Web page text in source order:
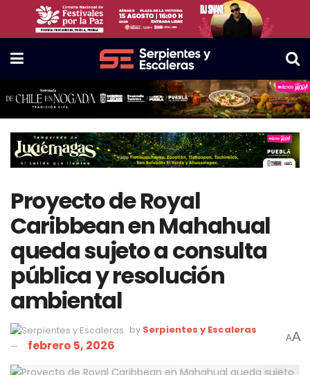
Proyecto de Royal
Caribbean en Mahahual
queda sujeto a consulta
pública y resolución
ambiental
by Serpientes y Escaleras
febrero 5, 2026 AA